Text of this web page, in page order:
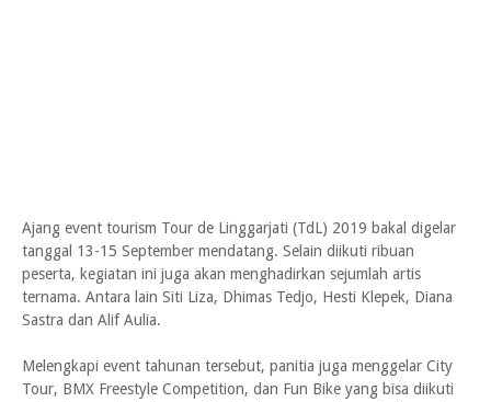
Ajang event tourism Tour de Linggarjati (TdL) 2019 bakal digelar
tanggal 13-15 September mendatang. Selain diikuti ribuan
peserta, kegiatan ini juga akan menghadirkan sejumlah artis
ternama. Antara lain Siti Liza, Dhimas Tedjo, Hesti Klepek, Diana
Sastra dan Alif Aulia.
Melengkapi event tahunan tersebut, panitia juga menggelar City
Tour, BMX Freestyle Competition, dan Fun Bike yang bisa diikuti